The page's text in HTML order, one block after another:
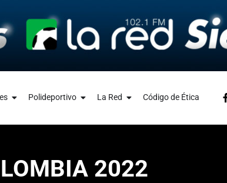
Polideportivo La Red Código de Ética
2022